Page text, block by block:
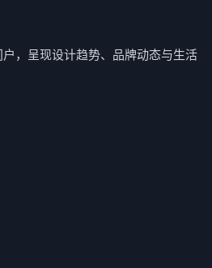
，呈现设计趋势、品牌动态与生活